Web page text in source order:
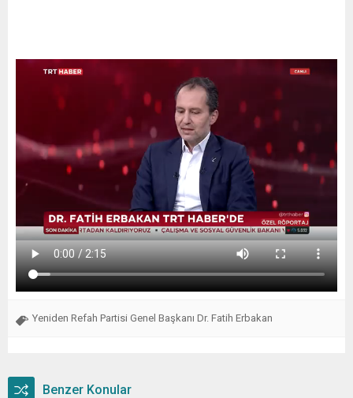
Yeniden Refah Partisi Genel Başkanı Dr. Fatih Erbakan
Benzer Konular